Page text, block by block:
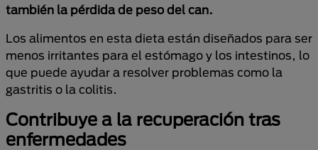
también la pérdida de peso del can.
Los alimentos en esta dieta están diseñados para ser
menos irritantes para el estómago y los intestinos, lo
que puede ayudar a resolver problemas como la
gastritis o la colitis.
Contribuye a la recuperación tras
enfermedades